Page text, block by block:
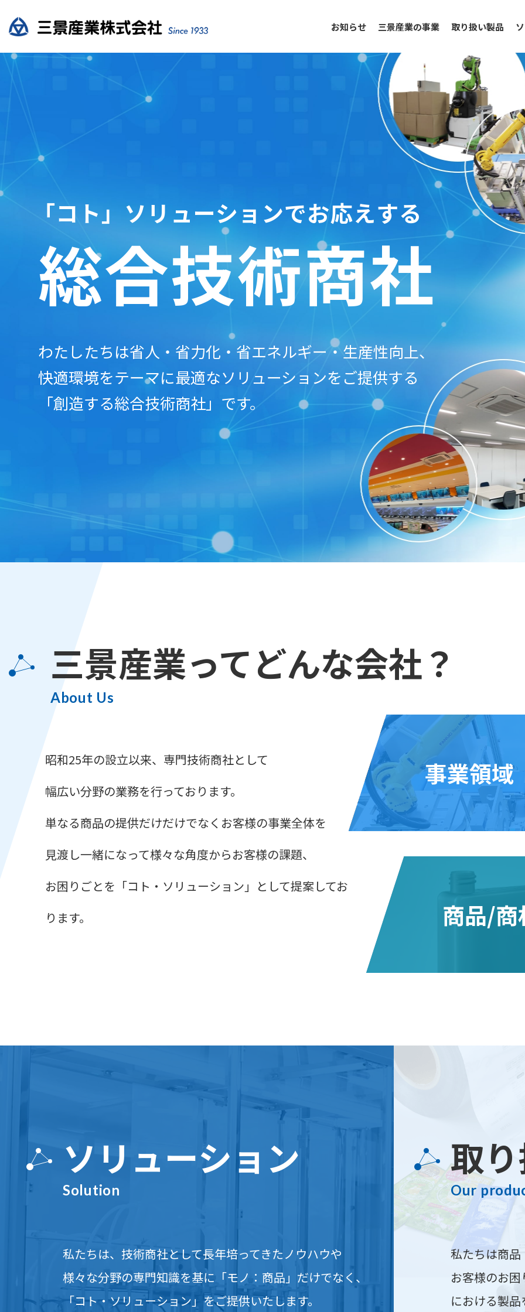
お知らせ 三景産業の事業 取り扱い製品
「コト」ソリューションでお応えする
総合技術商社
わたしたちは省人・省力化・省エネルギー・生産性向上、
快適環境をテーマに最適なソリューションをご提供する
「創造する総合技術商社」です。
三景産業ってどんな会社？
About Us
昭和25年の設立以来、専門技術商社として
幅広い分野の業務を行っております。
単なる商品の提供だけだけでなくお客様の事業全体を
見渡し一緒になって様々な角度からお客様の課題、
お困りごとを「コト・ソリューション」として提案してお
ります。
事業領域
商品/商
ソリューション
Solution
私たちは、技術商社として長年培ってきたノウハウや
様々な分野の専門知識を基に「モノ：商品」だけでなく、
「コト・ソリューション」をご提供いたします。
取
Our
私たちは商
お客様のお
における製